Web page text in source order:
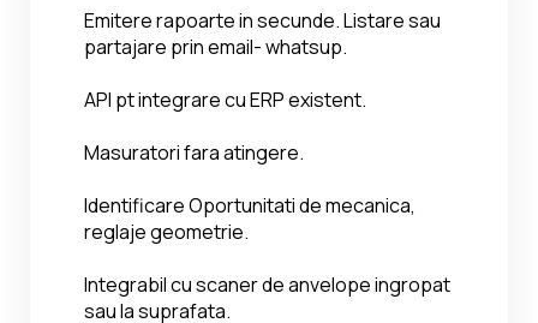
Emitere rapoarte in secunde. Listare sau
partajare prin email- whatsup.
API pt integrare cu ERP existent.
Masuratori fara atingere.
Identificare Oportunitati de mecanica,
reglaje geometrie.
Integrabil cu scaner de anvelope ingropat
sau la suprafata.